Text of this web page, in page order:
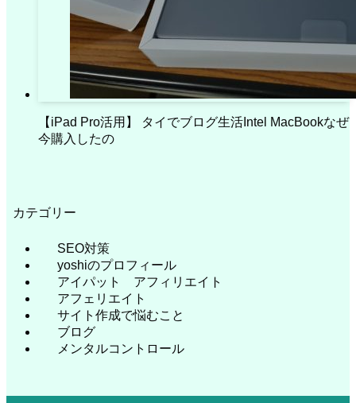
【iPad Pro活用】 タイでブログ生活Intel MacBookなぜ
今購入したの
カテゴリー
SEO対策
yoshiのプロフィール
アイパット アフィリエイト
アフェリエイト
サイト作成で悩むこと
ブログ
メンタルコントロール